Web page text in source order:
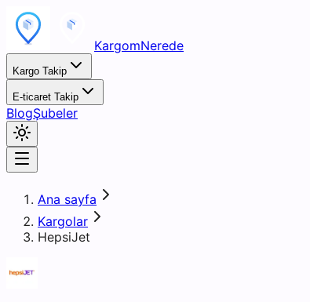
KargomNerede
Kargo Takip
E-ticaret Takip
BlogŞubeler
Ana sayfa
Kargolar
HepsiJet